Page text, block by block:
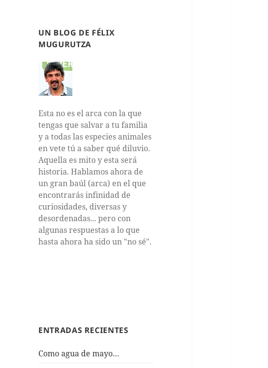
UN BLOG DE FÉLIX
MUGURUTZA
Esta no es el arca con la que
tengas que salvar a tu familia
y a todas las especies animales
en vete tú a saber qué diluvio.
Aquella es mito y esta será
historia. Hablamos ahora de
un gran baúl (arca) en el que
encontrarás infinidad de
curiosidades, diversas y
desordenadas... pero con
algunas respuestas a lo que
hasta ahora ha sido un "no sé".
ENTRADAS RECIENTES
Como agua de mayo…